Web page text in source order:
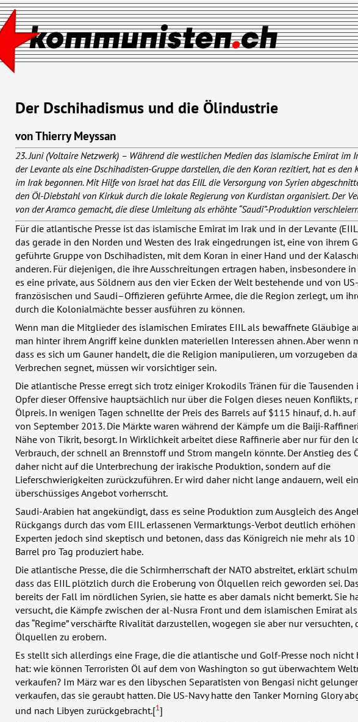
Der Dschihadismus und die Ölindustrie
von Thierry Meyssan
23. Juni (Voltaire Netzwerk) – Während die westlichen Medien das islamische Emirat im
der Levante als eine Dschihadisten-Gruppe darstellen, die den Koran rezitiert, hat es den
im Irak begonnen. Mit Hilfe von Israel hat das EIIL die Versorgung von Syrien
den Öl-Diebstahl von Kirkuk durch die lokale Regierung von Kurdistan organisiert. Der
von der Aramco gemacht, die diese Umleitung als erhöhte “Saudi”-Produktion
Für die atlantische Presse ist das islamische Emirat im Irak und in der Levante (EIIL
das gerade in den Norden und Westen des Irak eingedrungen ist, eine von ihrem
geführte Gruppe von Dschihadisten, mit dem Koran in einer Hand und der
anderen. Für diejenigen, die ihre Ausschreitungen ertragen haben, insbesondere
es eine private, aus Söldnern aus den vier Ecken der Welt bestehende und von
französischen und Saudi–Offizieren geführte Armee, die die Region zerlegt, um
durch die Kolonialmächte besser ausführen zu können.
Wenn man die Mitglieder des islamischen Emirates EIILals bewaffnete Gläubige
man hinter ihrem Angriff keine dunklen materiellen Interessen ahnen. Aber wenn
dass es sich um Gauner handelt, die die Religion manipulieren, um vorzugeben
Verbrechen segnet, müssen wir vorsichtiger sein.
Die atlantische Presse erregt sich trotz einiger Krokodils Tränen für die Tausenden
Opfer dieser Offensive hauptsächlich nur über die Folgen dieses neuen Konflikts,
Ölpreis. In wenigen Tagen schnellte der Preis des Barrels auf $115 hinauf, d. h.
von September 2013. Die Märkte waren während der Kämpfe um die Baiji-
Nähe von Tikrit, besorgt. In Wirklichkeit arbeitet diese Raffinerie aber nur für den
Verbrauch, der schnell an Brennstoff und Strom mangeln könnte. Der Anstieg des
daher nicht auf die Unterbrechung der irakische Produktion, sondern auf die
Lieferschwierigkeiten zurückzuführen. Er wird daher nicht lange andauern, weil ein
überschüssiges Angebot vorherrscht.
Saudi-Arabien hat angekündigt, dass es seine Produktion zum Ausgleich des
Rückgangs durch das vom EIILerlassenen Vermarktungs-Verbot deutlich erhöhen
Experten jedoch sind skeptisch und betonen, dass das Königreich nie mehr als
Barrel pro Tag produziert habe.
Die atlantische Presse, die die Schirmherrschaft der NATO abstreitet, erklärt
dass das EIILplötzlich durch die Eroberung von Ölquellen reich geworden sei.
bereits der Fall im nördlichen Syrien, sie hatte es aber damals nicht bemerkt. Sie
versucht, die Kämpfe zwischen der al-Nusra Front und dem islamischen Emirat
das “Regime” verschärfte Rivalität darzustellen, wogegen sie aber nur versuchten,
Ölquellen zu erobern.
Es stellt sich allerdings eine Frage, die die atlantische und Golf-Presse noch
hat: wie können Terroristen Öl auf dem von Washington so gut überwachtem
verkaufen? Im März war es den libyschen Separatisten von Bengasi nicht
verkaufen, das sie geraubt hatten. Die US-Navy hatte den Tanker Morning Glory
und nach Libyen zurückgebracht.[1]